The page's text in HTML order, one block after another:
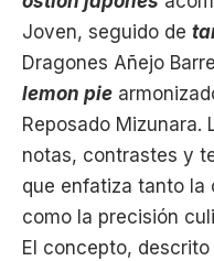
Joven, seguido de
Dragones Añejo
lemon pie
Reposado Mizunara.
notas, contrastes y
que enfatiza tanto la
como la precisión
El concepto,